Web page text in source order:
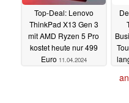
Top-Deal: Lenovo
ThinkPad X13 Gen 3
mit AMD Ryzen 5 Pro
kostet heute nur 499
Euro 11.04.2024